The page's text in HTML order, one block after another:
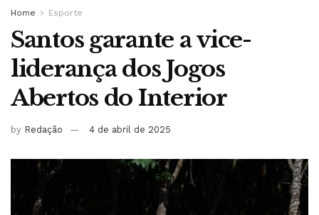
Home Esporte
Santos garante a vice-
liderança dos Jogos
Abertos do Interior
by Redação 4 de abril de 2025